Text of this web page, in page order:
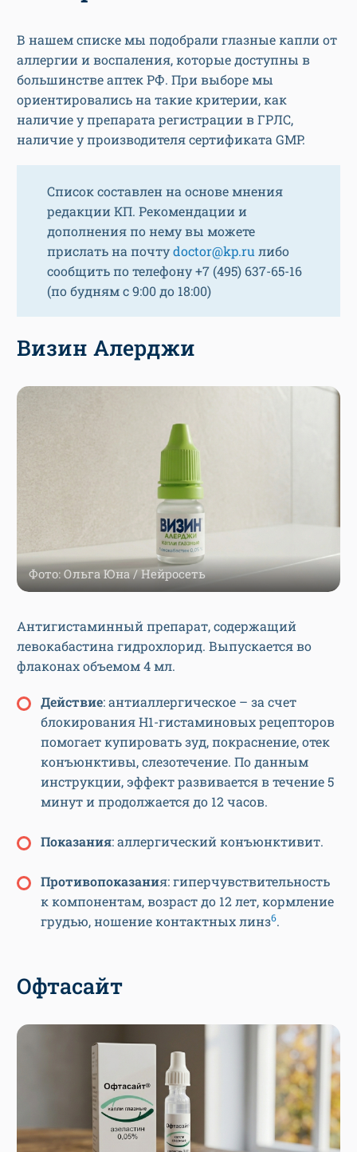
В нашем списке мы подобрали глазные капли от
аллергии и воспаления, которые доступны в
большинстве аптек РФ. При выборе мы
ориентировались на такие критерии, как
наличие у препарата регистрации в ГРЛС,
наличие у производителя сертификата GMP.
Список составлен на основе мнения
редакции КП. Рекомендации и
дополнения по нему вы можете
прислать на почтуdoctor@kp.ruлибо
сообщить по телефону +7 (495) 637-65-16
(по будням с 9:00 до 18:00)
Визин Алерджи
Фото: Ольга Юна / Нейросеть
Антигистаминный препарат, содержащий
левокабастина гидрохлорид. Выпускается во
флаконах объемом 4 мл.
Действие: антиаллергическое – за счет
блокирования Н1-гистаминовых рецепторов
помогает купировать зуд, покраснение, отек
конъюнктивы, слезотечение. По данным
инструкции, эффект развивается в течение 5
минут и продолжается до 12 часов.
Показания: аллергический конъюнктивит.
Противопоказания: гиперчувствительность
к компонентам, возраст до 12 лет, кормление
грудью, ношение контактных линз6.
Офтасайт